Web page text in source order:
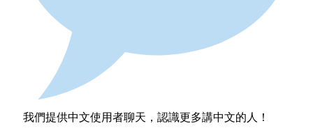
我們提供中文使用者聊天，認識更多講中文的人！